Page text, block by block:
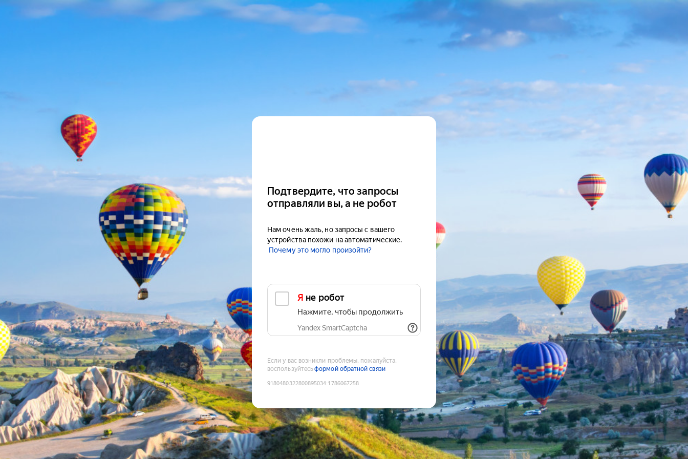
Подтвердите, что запросы
отправляли вы, а не робот
Нам очень жаль, но запросы с вашего
устройства похожи на автоматические.
Почему это могло произойти?
Я не робот
Нажмите, чтобы продолжить
Yandex SmartCaptcha
Если у вас возникли проблемы, пожалуйста,
воспользуйтесьформой обратной связи
9180480322800895034:1786067258